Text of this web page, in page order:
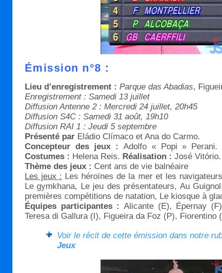
Émission n°8 :
Lieu d’enregistrement : Parque das Abadias,
Enregistrement : Samedi 13 juillet
Diffusion Antenne 2 : Mercredi 24 juillet, 20h45
Diffusion S4C : Samedi 31 août, 19h10
Diffusion RAI 1 : Jeudi 5 septembre
Présenté par Eládio Clímaco et Ana do Carmo.
Concepteur des jeux : Adolfo « Popi »
Costumes : Helena Reis. Réalisation : José Vitório.
Thème des jeux : Cent ans de vie balnéaire
Les jeux : Les héroïnes de la mer et les
Le gymkhana, Le jeu des présentateurs, Au
premières compétitions de natation, Le kiosque à
Équipes participantes : Alicante (E), Épernay
Teresa di Gallura (I), Figueira da Foz (P), Fiorentino
Voir le récit de cette émission dans notre
Jeux